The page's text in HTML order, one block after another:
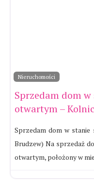
Nieruchomości
Sprzedam dom
otwartym –
Sprzedam dom w stanie
Brudzew) Na sprzedaż
otwartym, położony w